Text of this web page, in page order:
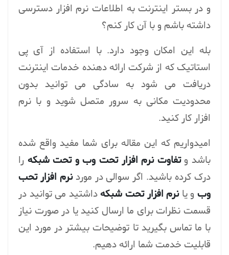
و در بستر اینترنت به اطلاعات نرم افزار دسترسی
داشته باشم و با آن کار کنم؟
بله این امکان وجود دارد. با استفاده از آی پی
استاتیک که از شرکت ارائه دهنده خدمات اینترنت
دریافت می شود به سادگی می توانید بدون
محدودیت مکانی به سرور متصل شوید و با نرم
افزار کار کنید.
امیدواریم که این مقاله برای شما مفید واقع شده
باشد وتفاوت نرم افزار تحت وب و تحت شبکه را
درک کرده باشید. اگر سوالی در موردنرم افزار تحب
وبو یانرم افزار تحت شبکهداشتید می توانید در
قسمت نظرات برای ما ارسال کنید یا در صورت نیاز
با ما تماس بگیرید تا توضیحات بیشتر در مورد این
قابلیت خدمت شما ارائه دهیم.